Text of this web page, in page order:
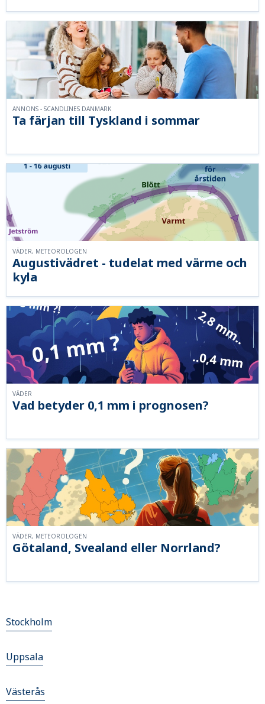
Ta färjan till Tyskland i sommar
ANNONS - SCANDLINES DANMARK
Augustivädret - tudelat med värme och
kyla
VÄDER, METEOROLOGEN
Vad betyder 0,1 mm i prognosen?
VÄDER
Götaland, Svealand eller Norrland?
VÄDER, METEOROLOGEN
Stockholm
Uppsala
Västerås